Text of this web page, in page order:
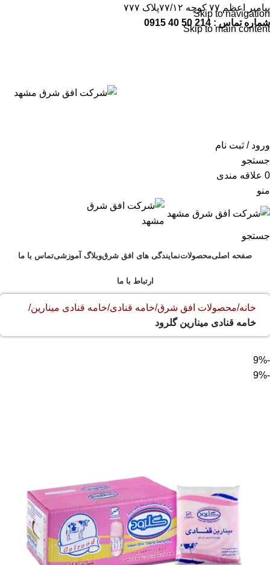
Skip to navigation
Skip to main content
پیامبر اعظم ۷۷ کوچه ۷۷/۱۲پلاک ۷۷۷
شماره تماس : 214 50 40 0915
ورود / ثبت نام
جستجو
0 علاقه مندی
منو
جستجو
صفحه اصلیمحصولاتنمایندگی های افق شرقوبلاگ آموزشیتماس با ما
ارتباط با ما
خانه محصولات افق شرق خامه قنادی خامه قنادی مینارین
خامه قنادی مینارین گلرود
-9%
-9%